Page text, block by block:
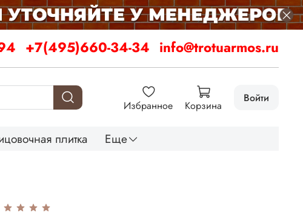
+7(495)660-34-34 info@trotuarmos.ru
Избранное Корзина
Войти
плитка Еще